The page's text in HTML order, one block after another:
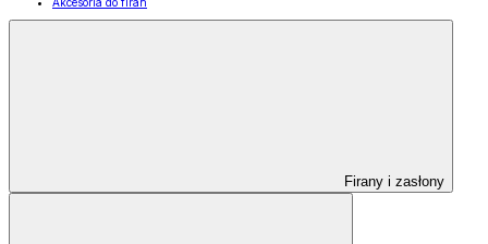
Firany i zasłony